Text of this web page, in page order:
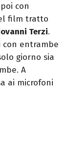
con
film tratto
Terzi.
con entrambe
giorno sia
A
ai microfoni